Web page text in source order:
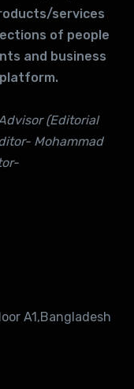
services
of people
and business
(Editorial
Mohammad
A1,Bangladesh